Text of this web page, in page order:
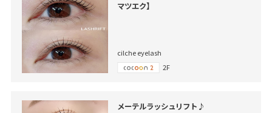
マツエク】
cilche eyelash
2F
メーテルラッシュリフト♪